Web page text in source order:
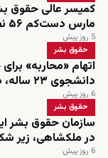
کمیسر عالی حقوق
مارس دست‌کم ۵۶ نفر را اعدام کرده است
5 روز پیش
حقوق بشر
اتهام «محاربه»
دانشجوی ۲۳ ساله، در خطر اعدام است
6 روز پیش
حقوق بشر
سازمان حقوق بشر
در ملکشاهی، زیر
6 روز پیش